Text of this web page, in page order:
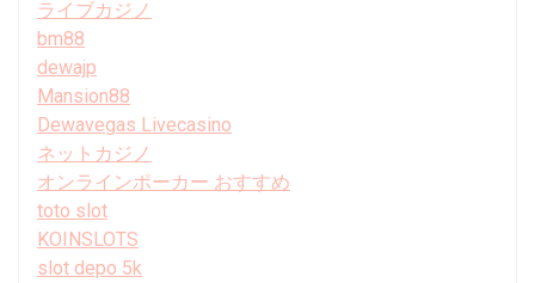
ライブカジノ
bm88
dewajp
Mansion88
Dewavegas Livecasino
ネットカジノ
オンラインポーカー おすすめ
toto slot
KOINSLOTS
slot depo 5k